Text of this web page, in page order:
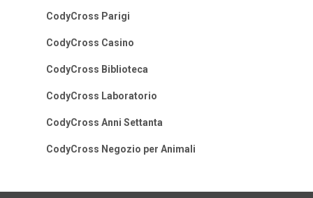
CodyCross Parigi
CodyCross Casino
CodyCross Biblioteca
CodyCross Laboratorio
CodyCross Anni Settanta
CodyCross Negozio per Animali